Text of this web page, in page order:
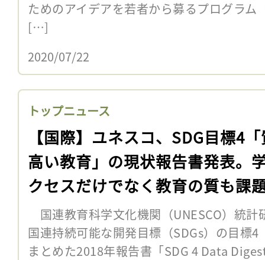
ためのアイデアを若者から募るプログラ
[…]
2020/07/22
トップニュース
【国際】ユネスコ、SDG目標4
高い教育」の現状報告書発表。
クセスだけでなく教育の質も課
国連教育科学文化機関（UNESCO）統計
国連持続可能な開発目標（SDGs）の目標
まとめた2018年報告書「SDG 4 Data